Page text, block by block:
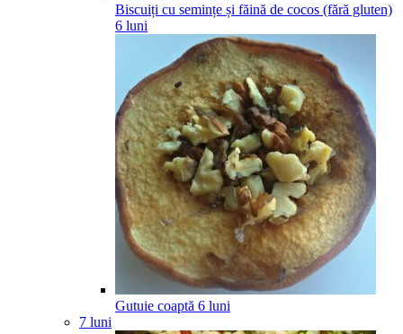
Biscuiți cu semințe și făină de cocos (fără gluten)
6 luni
Gutuie coaptă 6 luni
7 luni